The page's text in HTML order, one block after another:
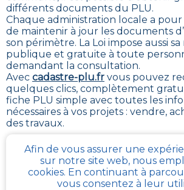
différents documents du PLU.
Chaque administration locale a
de maintenir à jour les documents
son périmètre. La Loi impose aussi sa
publique et gratuite à toute
demandant la consultation.
Avec cadastre-plu.fr vous pouvez
quelques clics, complètement
fiche PLU simple avec toutes les
nécessaires à vos projets : vendre,
des travaux.
La plateforme Urbanease propose
simplifié à tous les règlements
France mais réservé uniquement
du secteur immobilier
Afin de vous assurer une
sur notre site web, nous
cookies. En continuant à
vous consentez à leur